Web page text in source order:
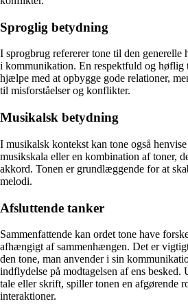
Sproglig betydning
I sprogbrug refererer tone til den generelle
i kommunikation. En respektfuld og høflig
hjælpe med at opbygge gode relationer,
til misforståelser og konflikter.
Musikalsk betydning
I musikalsk kontekst kan tone også
musikskala eller en kombination af toner,
akkord. Tonen er grundlæggende for at
melodi.
Afsluttende tanker
Sammenfattende kan ordet tone have
afhængigt af sammenhængen. Det er
den tone, man anvender i sin
indflydelse på modtagelsen af ens besked.
tale eller skrift, spiller tonen en afgørende
interaktioner.